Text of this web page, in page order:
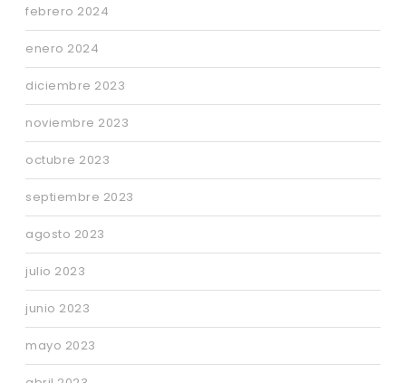
febrero 2024
enero 2024
diciembre 2023
noviembre 2023
octubre 2023
septiembre 2023
agosto 2023
julio 2023
junio 2023
mayo 2023